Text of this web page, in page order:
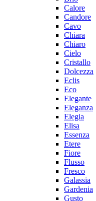
Calore
Candore
Cavo
Chiara
Chiaro
Cielo
Cristallo
Dolcezza
Eclis
Eco
Elegante
Eleganza
Elegia
Elisa
Essenza
Etere
Fiore
Flusso
Fresco
Galassia
Gardenia
Gusto